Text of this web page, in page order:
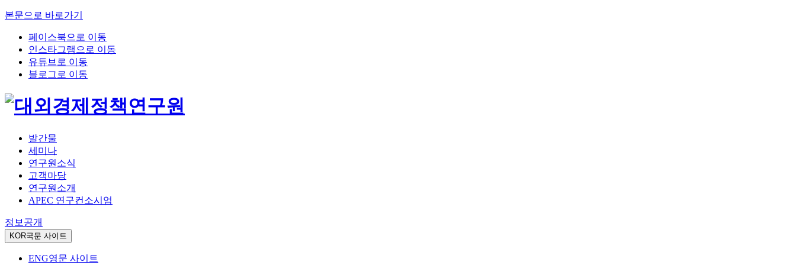
본문으로 바로가기
페이스북으로 이동
인스타그램으로 이동
유튜브로 이동
블로그로 이동
발간물
세미나
연구원소식
고객마당
연구원소개
APEC 연구컨소시엄
정보공개
KOR국문 사이트
ENG영문 사이트